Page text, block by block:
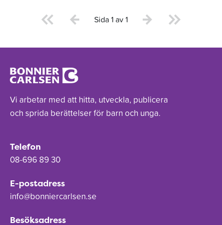
Sida 1 av 1
Vi arbetar med att hitta, utveckla, publicera
och sprida berättelser för barn och unga.
Telefon
08-696 89 30
E-postadress
info@bonniercarlsen.se
Besöksadress